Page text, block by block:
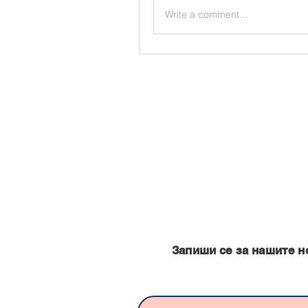
Write a comment...
Запиши се за нашите